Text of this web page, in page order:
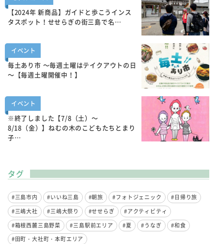
【2024年 新商品】ガイドと歩こうインス
タスポット！せせらぎの街三島で名…
イベント
毎土あり市 ～毎週土曜はテイクアウトの日
～【毎週土曜開催中！】
イベント
※終了しました【7/8（土）～
8/18（金）】ねむの木のこどもたちとまり
子…
タグ
#三島市内 #いいね三島 #朝旅 #フォトジェニック
#日帰り旅
#三嶋大社
#三嶋大祭り #せせらぎ
#アクティビティ
#箱根西麓三島野菜
#三島駅前エリア #夏 #うなぎ
#和食
#田町・大社町・本町エリア